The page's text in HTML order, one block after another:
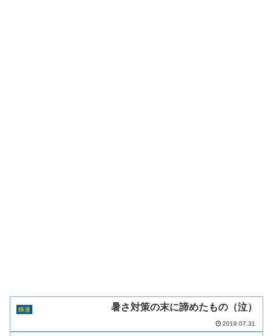
睡蓮 暑さ対策の末に諦めたもの（泣）
2019.07.31